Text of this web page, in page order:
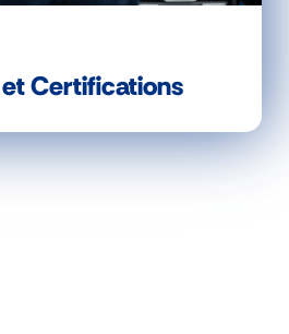
Certifications